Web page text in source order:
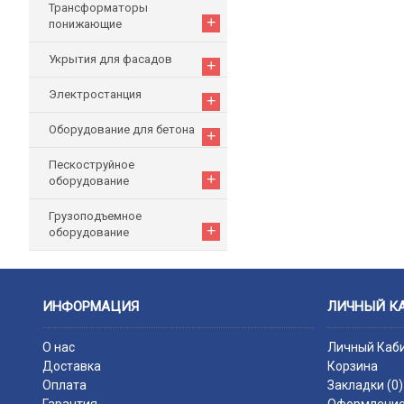
Трансформаторы
понижающие
+
Укрытия для фасадов +
Электростанция +
Оборудование для бетона +
Пескоструйное
оборудование
+
Грузоподъемное
оборудование
+
ИНФОРМАЦИЯ
О нас
Доставка
Оплата
ЛИЧНЫЙ
Личный
Корзина
Закладки (0)